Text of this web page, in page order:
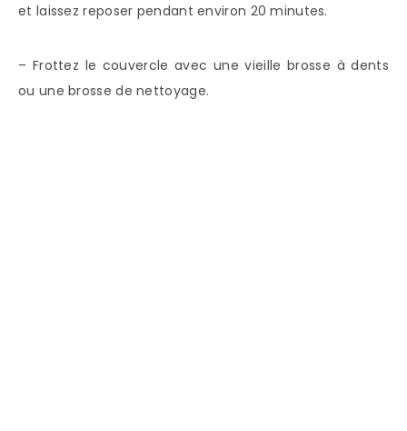
et laissez reposer pendant environ 20 minutes.
– Frottez le couvercle avec une vieille brosse à dents
ou une brosse de nettoyage.